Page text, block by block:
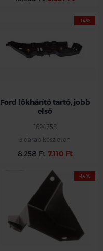
-14%
Ford lökhárító tartó, jobb
első
1694758
3 darab készleten
8.258 Ft7.110 Ft
-14%